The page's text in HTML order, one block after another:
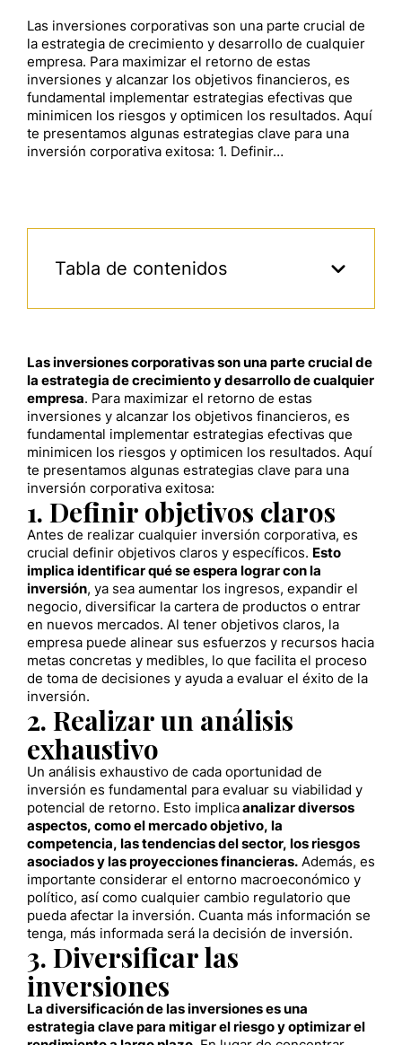
Las inversiones corporativas son una parte crucial de
la estrategia de crecimiento y desarrollo de cualquier
empresa. Para maximizar el retorno de estas
inversiones y alcanzar los objetivos financieros, es
fundamental implementar estrategias efectivas que
minimicen los riesgos y optimicen los resultados. Aquí
te presentamos algunas estrategias clave para una
inversión corporativa exitosa: 1. Definir…
Tabla de contenidos
Las inversiones corporativas son una parte crucial de
la estrategia de crecimiento y desarrollo de cualquier
empresa. Para maximizar el retorno de estas
inversiones y alcanzar los objetivos financieros, es
fundamental implementar estrategias efectivas que
minimicen los riesgos y optimicen los resultados. Aquí
te presentamos algunas estrategias clave para una
inversión corporativa exitosa:
1. Definir objetivos claros
Antes de realizar cualquier inversión corporativa, es
crucial definir objetivos claros y específicos. Esto
implica identificar qué se espera lograr con la
inversión, ya sea aumentar los ingresos, expandir el
negocio, diversificar la cartera de productos o entrar
en nuevos mercados. Al tener objetivos claros, la
empresa puede alinear sus esfuerzos y recursos hacia
metas concretas y medibles, lo que facilita el proceso
de toma de decisiones y ayuda a evaluar el éxito de la
inversión.
2. Realizar un análisis
exhaustivo
Un análisis exhaustivo de cada oportunidad de
inversión es fundamental para evaluar su viabilidad y
potencial de retorno. Esto implicaanalizar diversos
aspectos, como el mercado objetivo, la
competencia, las tendencias del sector, los riesgos
asociados y las proyecciones financieras. Además, es
importante considerar el entorno macroeconómico y
político, así como cualquier cambio regulatorio que
pueda afectar la inversión. Cuanta más información se
tenga, más informada será la decisión de inversión.
3. Diversificar las
inversiones
La diversificación de las inversiones es una
estrategia clave para mitigar el riesgo y optimizar el